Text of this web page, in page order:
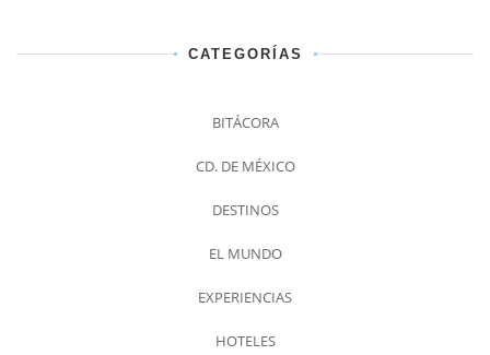
CATEGORÍAS
BITÁCORA
CD. DE MÉXICO
DESTINOS
EL MUNDO
EXPERIENCIAS
HOTELES